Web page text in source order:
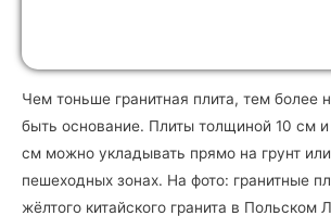
Чем тоньше гранитная плита, тем более
быть основание. Плиты толщиной 10 см
см можно укладывать прямо на грунт
пешеходных зонах. На фото: гранитные
жёлтого китайского гранита в